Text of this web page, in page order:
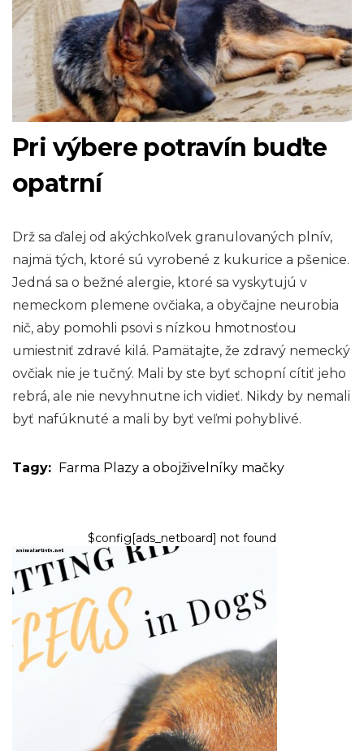
Pri výbere potravín buďte
opatrní
Drž sa ďalej od akýchkoľvek granulovaných plnív,
najmä tých, ktoré sú vyrobené z kukurice a pšenice.
Jedná sa o bežné alergie, ktoré sa vyskytujú v
nemeckom plemene ovčiaka, a obyčajne neurobia
nič, aby pomohli psovi s nízkou hmotnosťou
umiestniť zdravé kilá. Pamätajte, že zdravý nemecký
ovčiak nie je tučný. Mali by ste byť schopní cítiť jeho
rebrá, ale nie nevyhnutne ich vidieť. Nikdy by nemali
byť nafúknuté a mali by byť veľmi pohyblivé.
Tagy: Farma Plazy a obojživelníky mačky
$config[ads_netboard] not found